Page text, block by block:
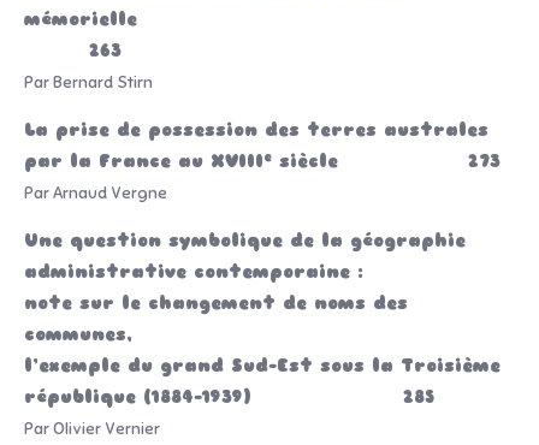
mémorielle
263
Par Bernard Stirn
La prise de possession des terres australes
par la France au XVIIIe siècle 273
Par Arnaud Vergne
Une question symbolique de la géographie
administrative contemporaine :
note sur le changement de noms des
communes,
l’exemple du grand Sud-Est sous la Troisième
république (1884-1939) 285
Par Olivier Vernier